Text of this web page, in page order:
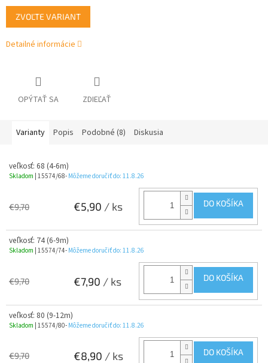
Jednotková
cena:
ZVOĽTE VARIANT
Detailné informácie
OPÝTAŤ SA ZDIEĽAŤ
Varianty Popis Podobné (8) Diskusia
veľkosť: 68 (4-6m)
Skladom | 15574/68- Môžeme doručiť do: 11.8.26
€9,70 €5,90 / ks DO KOŠÍKA
veľkosť: 74 (6-9m)
Skladom | 15574/74- Môžeme doručiť do: 11.8.26
€9,70 €7,90 / ks DO KOŠÍKA
veľkosť: 80 (9-12m)
Skladom | 15574/80- Môžeme doručiť do: 11.8.26
€9,70 €8,90 / ks DO KOŠÍKA